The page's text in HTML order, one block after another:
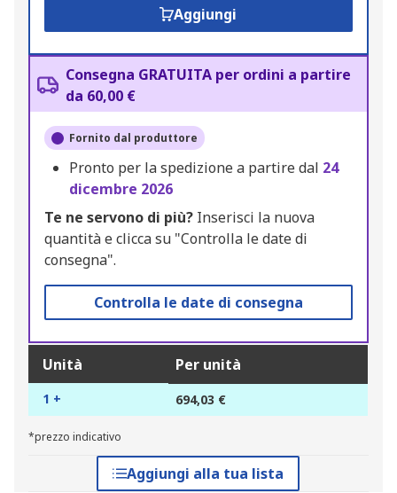
Aggiungi
Consegna GRATUITA per ordini a partire
da 60,00 €
Fornito dal produttore
Pronto per la spedizione a partire dal 24
dicembre 2026
Te ne servono di più? Inserisci la nuova
quantità e clicca su "Controlla le date di
consegna".
Controlla le date di consegna
Unità Per unità
1 + 694,03 €
*prezzo indicativo
Aggiungi alla tua lista